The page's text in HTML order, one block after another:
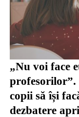
„Nu voi face
profesorilor”.
copii să își
dezbatere